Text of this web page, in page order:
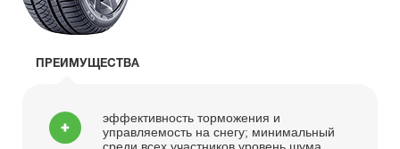
ПРЕИМУЩЕСТВА
эффективность торможения и
управляемость на снегу; минимальный